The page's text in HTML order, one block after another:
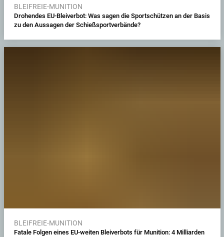
BLEIFREIE-MUNITION
Drohendes EU-Bleiverbot: Was sagen die Sportschützen an der Basis
zu den Aussagen der Schießsportverbände?
BLEIFREIE-MUNITION
Fatale Folgen eines EU-weiten Bleiverbots für Munition: 4 Milliarden